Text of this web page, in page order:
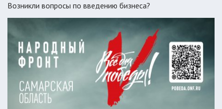
Возникли вопросы по введению бизнеса?